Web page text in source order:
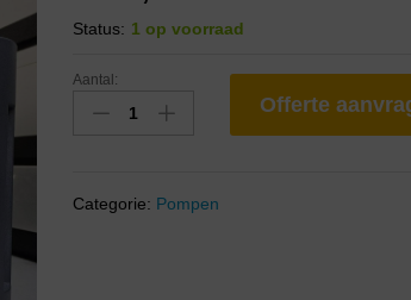
Status: 1 op voorraad
Aantal:
Offerte
Categorie: Pompen